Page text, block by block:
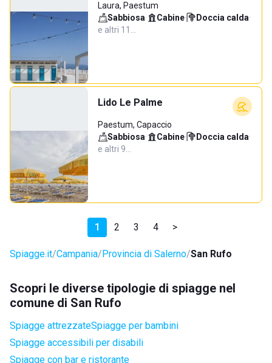
Laura, Paestum
Sabbiosa· Cabine· Doccia calda·
e altri 11…
Lido Le Palme
Paestum, Capaccio
Sabbiosa· Cabine· Doccia calda·
e altri 9…
1 2 3 4 >
Spiagge.it Campania Provincia di Salerno San Rufo
Scopri le diverse tipologie di spiagge nel
comune di San Rufo
Spiagge attrezzateSpiagge per bambini
Spiagge accessibili per disabili
Spiagge con bar e ristorante